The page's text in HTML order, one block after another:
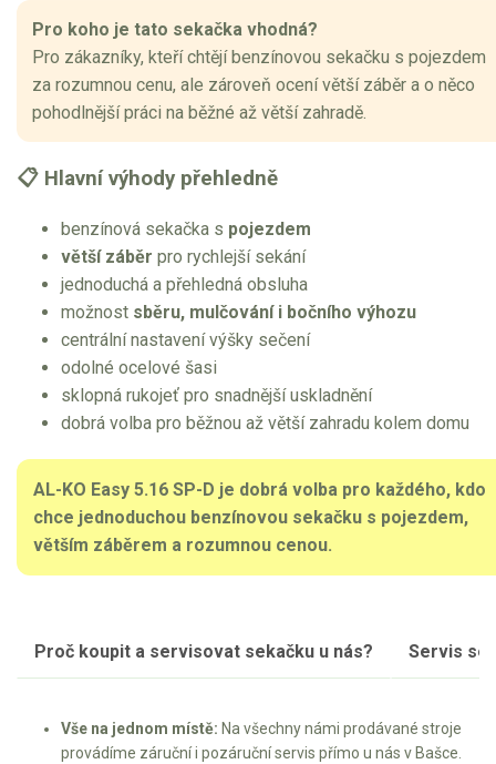
Pro koho je tato sekačka vhodná?
Pro zákazníky, kteří chtějí benzínovou sekačku s pojezdem
za rozumnou cenu, ale zároveň ocení větší záběr a o něco
pohodlnější práci na běžné až větší zahradě.
📋 Hlavní výhody přehledně
benzínová sekačka s pojezdem
větší záběr pro rychlejší sekání
jednoduchá a přehledná obsluha
možnost sběru, mulčování i bočního výhozu
centrální nastavení výšky sečení
odolné ocelové šasi
sklopná rukojeť pro snadnější uskladnění
dobrá volba pro běžnou až větší zahradu kolem domu
AL-KO Easy 5.16 SP-D je dobrá volba pro každého, kdo
chce jednoduchou benzínovou sekačku s pojezdem,
větším záběrem a rozumnou cenou.
Proč koupit a servisovat sekačku u nás? Servis
Vše na jednom místě: Na všechny námi prodávané stroje
provádíme záruční i pozáruční servis přímo u nás v Bašce.